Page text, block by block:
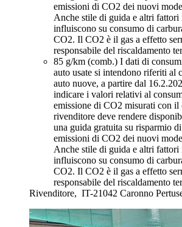
emissioni di CO2 dei nuovi
Anche stile di guida e altri fattori
influiscono su consumo di
CO2. Il CO2 è il gas a effetto
responsabile del riscaldamento
85 g/km (comb.) I dati di
auto usate si intendono riferiti al
auto nuove, a partire dal
indicare i valori relativi al
emissione di CO2 misurati con
rivenditore deve rendere
una guida gratuita su risparmio
emissioni di CO2 dei nuovi
Anche stile di guida e altri fattori
influiscono su consumo di
CO2. Il CO2 è il gas a effetto
responsabile del riscaldamento
Rivenditore, IT-21042 Caronno